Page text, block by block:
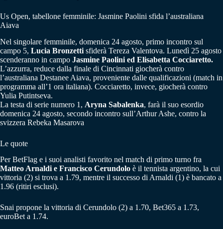
Us Open, tabellone femminile: Jasmine Paolini sfida l’australiana
Aiava
Nel singolare femminile, domenica 24 agosto, primo incontro sul
campo 5, Lucia Bronzetti sfiderà Tereza Valentova. Lunedì 25 agosto
scenderanno in campo Jasmine Paolini ed Elisabetta Cocciaretto.
L’azzurra, reduce dalla finale di Cincinnati giocherà contro
l’australiana Destanee Aiava, proveniente dalle qualificazioni (match in
programma all’1 ora italiana). Cocciaretto, invece, giocherà contro
Yulia Putintseva.
La testa di serie numero 1, Aryna Sabalenka, farà il suo esordio
domenica 24 agosto, secondo incontro sull’Arthur Ashe, contro la
svizzera Rebeka Masarova
Le quote
Per BetFlag e i suoi analisti favorito nel match di primo turno fra
Matteo Arnaldi e Francisco Cerundolo è il tennista argentino, la cui
vittoria (2) si trova a 1.79, mentre il successo di Arnaldi (1) è bancato a
1.96 (ritiri esclusi).
Snai propone la vittoria di Cerundolo (2) a 1.70, Bet365 a 1.73,
euroBet a 1.74.